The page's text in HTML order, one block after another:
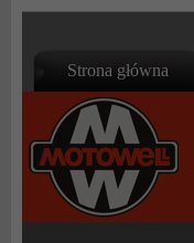
Strona główna